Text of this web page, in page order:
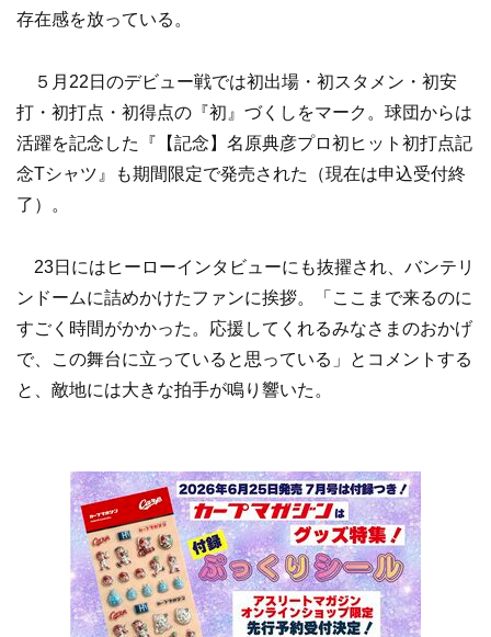
存在感を放っている。
５月22日のデビュー戦では初出場・初スタメン・初安
打・初打点・初得点の『初』づくしをマーク。球団からは
活躍を記念した『【記念】名原典彦プロ初ヒット初打点記
念Tシャツ』も期間限定で発売された（現在は申込受付終
了）。
23日にはヒーローインタビューにも抜擢され、バンテリ
ンドームに詰めかけたファンに挨拶。「ここまで来るのに
すごく時間がかかった。応援してくれるみなさまのおかげ
で、この舞台に立っていると思っている」とコメントする
と、敵地には大きな拍手が鳴り響いた。